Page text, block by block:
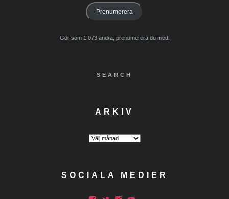
Prenumerera
Gör som 1 073 andra, prenumerera du med.
SEARCH
ARKIV
Arkiv
SOCIALA MEDIER